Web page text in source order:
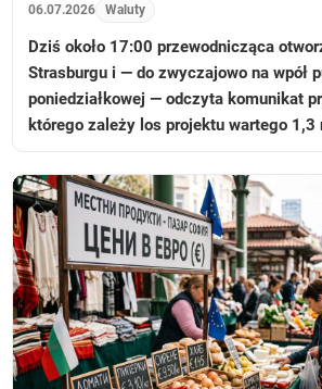
06.07.2026 Waluty
Dziś około 17:00 przewodnicząca
Strasburgu i — do zwyczajowo na wpół
poniedziałkowej — odczyta komunikat
którego zależy los projektu wartego 1,3